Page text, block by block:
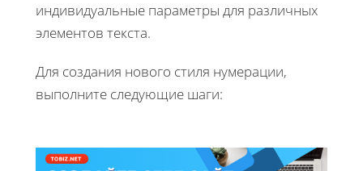
индивидуальные параметры для различных
элементов текста.
Для создания нового стиля нумерации,
выполните следующие шаги: